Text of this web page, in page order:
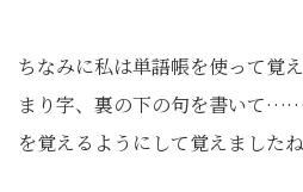
ちなみに私は単語帳を使って覚
まり字、裏の下の句を書いて
を覚えるようにして覚えました